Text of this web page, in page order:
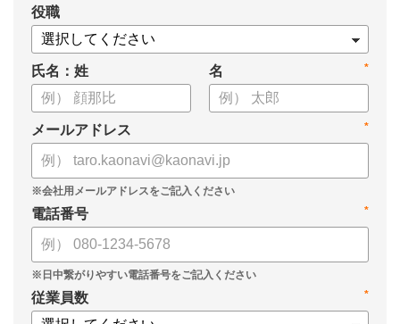
役職
氏名：姓 *
名
*
メールアドレス
*
電話番号
*
従業員数